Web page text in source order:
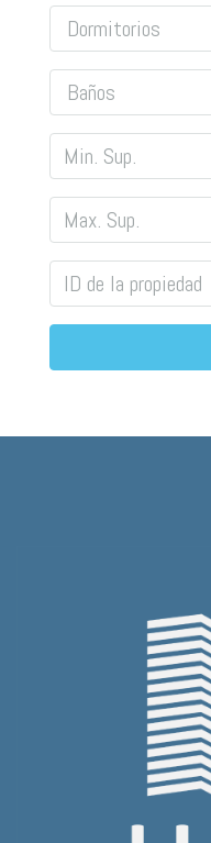
Dormitorios
Baños